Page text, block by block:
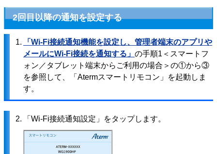
2回目以降の通知を設定する
1.
「Wi-Fi接続通知機能を設定し、管理者端末のアプリや
メールにWi-Fi接続を通知する」 の手順1＜スマートフ
ォン／タブレット端末からご利用の場合＞の①から③
を参照して、「Atermスマートリモコン」を起動しま
す。
2. 「Wi-Fi接続通知設定」をタップします。